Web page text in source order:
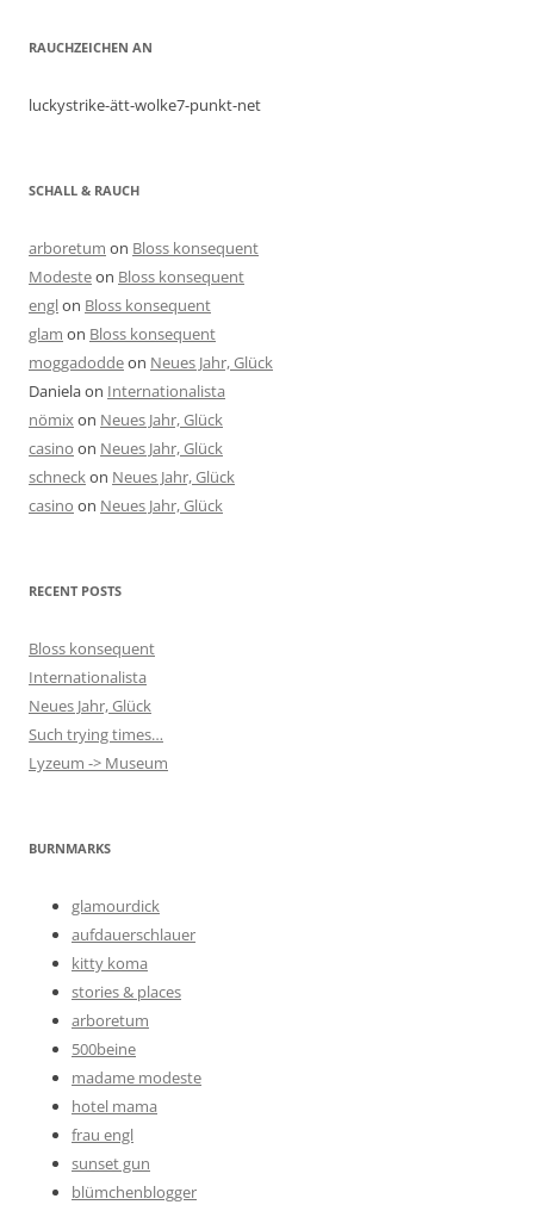
RAUCHZEICHEN AN
luckystrike-ätt-wolke7-punkt-net
SCHALL & RAUCH
arboretum on Bloss konsequent
Modesteon Bloss konsequent
englon Bloss konsequent
glam on Bloss konsequent
moggadoddeon Neues Jahr, Glück
Danielaon Internationalista
nömixon Neues Jahr, Glück
casino on Neues Jahr, Glück
schneckon Neues Jahr, Glück
casino on Neues Jahr, Glück
RECENT POSTS
Bloss konsequent
Internationalista
Neues Jahr, Glück
Such trying times…
Lyzeum -> Museum
BURNMARKS
glamourdick
aufdauerschlauer
kitty koma
stories & places
arboretum
500beine
madame modeste
hotel mama
frau engl
sunset gun
blümchenblogger